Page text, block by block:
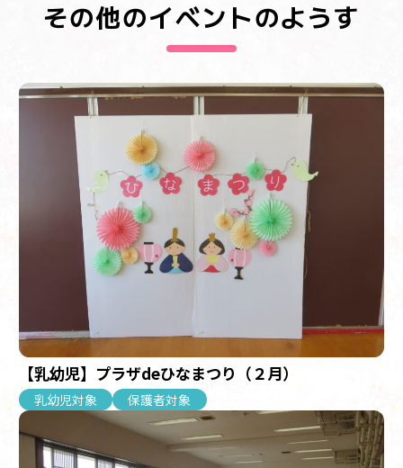
その他のイベントのようす
【乳幼児】プラザdeひなまつり（２月）
乳幼児対象 保護者対象